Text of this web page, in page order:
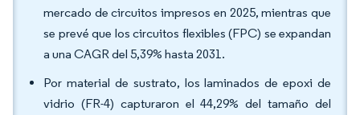
mercado de circuitos impresos en 2025, mientras que
se prevé que los circuitos flexibles (FPC) se expandan
a una CAGR del 5,39% hasta 2031.
Por material de sustrato, los laminados de epoxi de
vidrio (FR-4) capturaron el 44,29% del tamaño del